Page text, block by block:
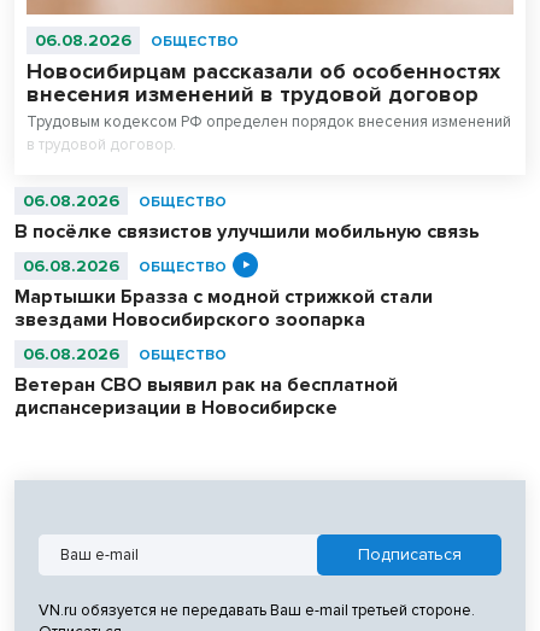
06.08.2026 ОБЩЕСТВО
Новосибирцам рассказали об особенностях
внесения изменений в трудовой договор
Трудовым кодексом РФ определен порядок внесения изменений
в трудовой договор.
06.08.2026 ОБЩЕСТВО
В посёлке связистов улучшили мобильную связь
06.08.2026 ОБЩЕСТВО
Мартышки Бразза с модной стрижкой стали
звездами Новосибирского зоопарка
06.08.2026 ОБЩЕСТВО
Ветеран СВО выявил рак на бесплатной
диспансеризации в Новосибирске
VN.ru обязуется не передавать Ваш e-mail третьей стороне.